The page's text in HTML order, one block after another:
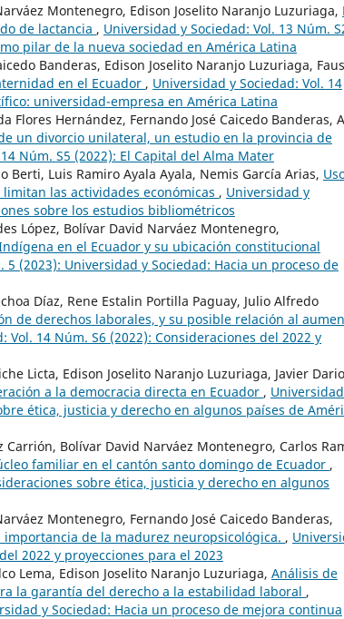
Montenegro, Edison Joselito Naranjo Luzuriaga,
de lactancia , Universidad y Sociedad: Vol. 13 Núm.
pilar de la nueva sociedad en América Latina
Banderas, Edison Joselito Naranjo Luzuriaga,
en el Ecuador , Universidad y Sociedad: Vol. 14
universidad-empresa en América Latina
Flores Hernández, Fernando José Caicedo Banderas,
un divorcio unilateral, un estudio en la provincia de
Núm. S5 (2022): El Capital del Alma Mater
Berti, Luis Ramiro Ayala Ayala, Nemis García Arias,
las actividades económicas , Universidad y
sobre los estudios bibliométricos
López, Bolívar David Narváez Montenegro,
en el Ecuador y su ubicación constitucional
5 (2023): Universidad y Sociedad: Hacia un proceso de
Díaz, Rene Estalin Portilla Paguay, Julio Alfredo
de derechos laborales, y su posible relación al
Vol. 14 Núm. S6 (2022): Consideraciones del 2022 y
Licta, Edison Joselito Naranjo Luzuriaga, Javier Dario
a la democracia directa en Ecuador ,
ética, justicia y derecho en algunos países de
Bolívar David Narváez Montenegro, Carlos
familiar en el cantón santo domingo de Ecuador ,
sobre ética, justicia y derecho en algunos
Montenegro, Fernando José Caicedo Banderas,
de la madurez neuropsicológica. ,
2022 y proyecciones para el 2023
Lema, Edison Joselito Naranjo Luzuriaga, Análisis de
la garantía del derecho a la estabilidad laboral ,
y Sociedad: Hacia un proceso de mejora continua